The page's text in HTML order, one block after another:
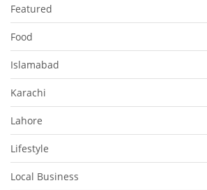
Featured
Food
Islamabad
Karachi
Lahore
Lifestyle
Local Business